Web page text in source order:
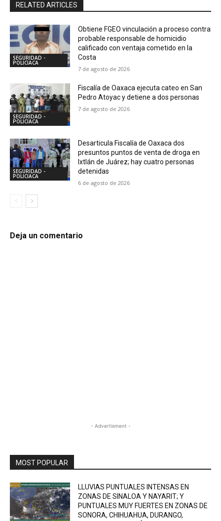
RELATED ARTICLES
SEGURIDAD -
POLICIACA
Obtiene FGEO vinculación a proceso contra
probable responsable de homicidio
calificado con ventaja cometido en la
Costa
7 de agosto de 2026
SEGURIDAD -
POLICIACA
Fiscalía de Oaxaca ejecuta cateo en San
Pedro Atoyac y detiene a dos personas
7 de agosto de 2026
SEGURIDAD -
POLICIACA
Desarticula Fiscalía de Oaxaca dos
presuntos puntos de venta de droga en
Ixtlán de Juárez; hay cuatro personas
detenidas
6 de agosto de 2026
Deja un comentario
- Advertisment -
MOST POPULAR
LLUVIAS PUNTUALES INTENSAS EN
ZONAS DE SINALOA Y NAYARIT; Y
PUNTUALES MUY FUERTES EN ZONAS DE
SONORA, CHIHUAHUA, DURANGO,